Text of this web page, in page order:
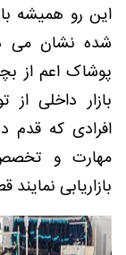
این رو همیشه
شده نشان می
پوشاک اعم از
بازار داخلی از
افرادی که قدم
مهارت و
بازاریابی